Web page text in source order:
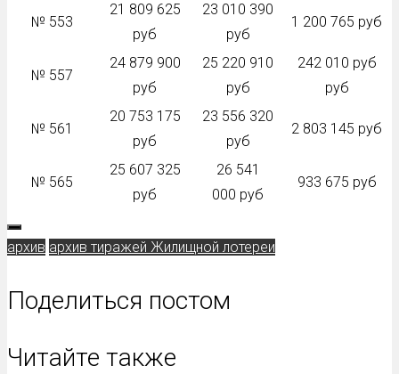
№ 553
21 809 625
руб
23 010 390
руб
1 200 765 руб
№ 557
24 879 900
руб
25 220 910
руб
242 010 руб
руб
№ 561
20 753 175
руб
23 556 320
руб
2 803 145 руб
№ 565
25 607 325
руб
26 541
000 руб
933 675 руб
архив архив тиражей Жилищной лотереи
Поделиться постом
Читайте также